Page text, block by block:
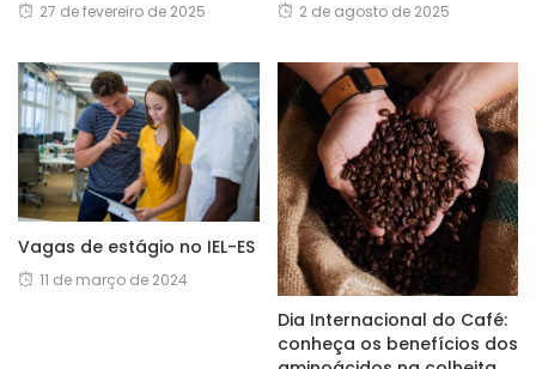
27 de fevereiro de 2025 2 de agosto de 2025
Vagas de estágio no IEL-ES
11 de março de 2024
Dia Internacional do Café:
conheça os benefícios dos